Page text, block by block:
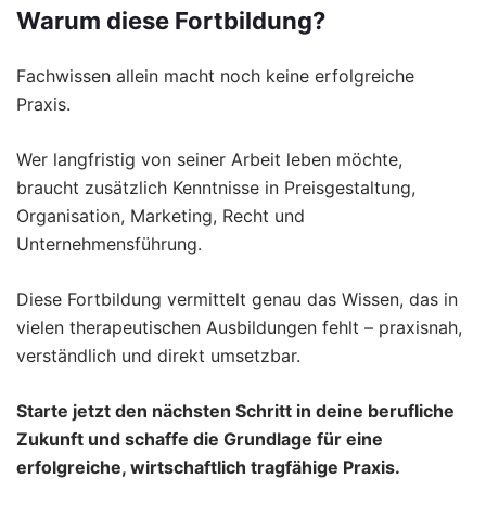
Warum diese Fortbildung?
Fachwissen allein macht noch keine erfolgreiche
Praxis.
Wer langfristig von seiner Arbeit leben möchte,
braucht zusätzlich Kenntnisse in Preisgestaltung,
Organisation, Marketing, Recht und
Unternehmensführung.
Diese Fortbildung vermittelt genau das Wissen, das in
vielen therapeutischen Ausbildungen fehlt – praxisnah,
verständlich und direkt umsetzbar.
Starte jetzt den nächsten Schritt in deine berufliche
Zukunft und schaffe die Grundlage für eine
erfolgreiche, wirtschaftlich tragfähige Praxis.